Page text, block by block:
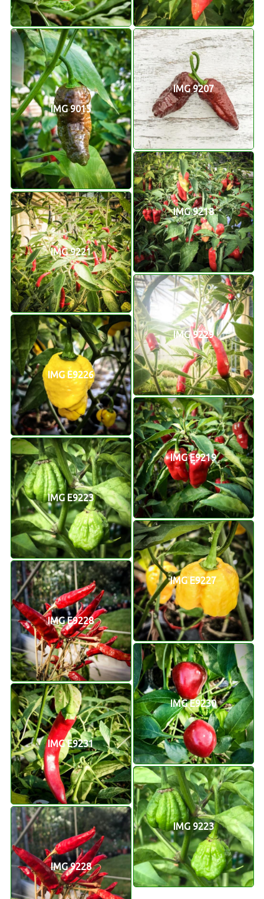
IMG 9015
IMG 9207
IMG 9218
IMG 9221
IMG 9229
IMG E9226
IMG E9219
IMG E9223
IMG E9227
IMG E9228
IMG E9230
IMG E9231
IMG 9223
IMG 9228